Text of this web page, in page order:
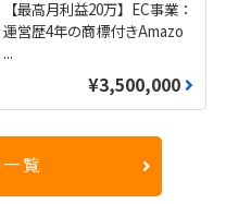
【最高月利益20万】EC事業：
運営歴4年の商標付きAmazo
...
¥3,500,000
覧